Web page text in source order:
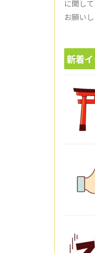
に関し
お願いし
新着